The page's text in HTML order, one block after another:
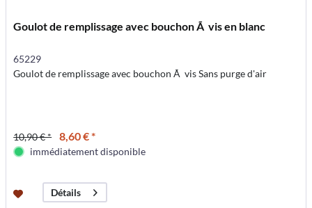
Goulot de remplissage avec bouchon Ã vis en blanc
65229
Goulot de remplissage avec bouchon Ã vis Sans purge d'air
10,90 € * 8,60 € *
immédiatement disponible
Détails